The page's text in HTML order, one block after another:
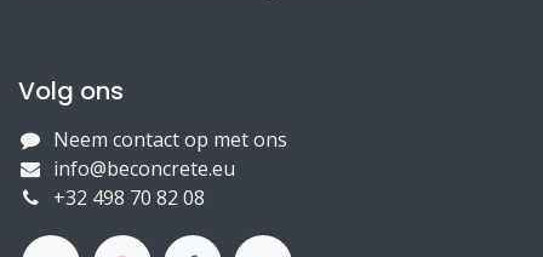
Volg ons
Neem contact op met ons
info@beconcrete.eu
+32 498 70 82 08